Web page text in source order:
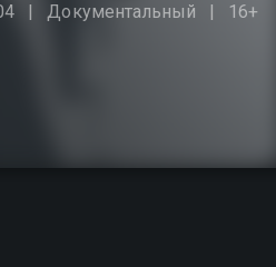
Документальный 16+